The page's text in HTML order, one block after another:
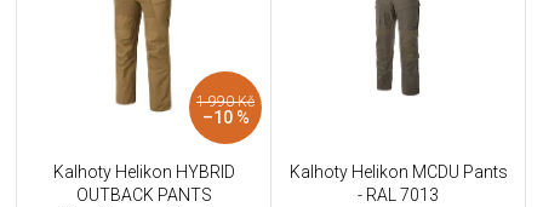
1 990 Kč
–10 %
Kalhoty Helikon HYBRID
OUTBACK PANTS
Kalhoty Helikon MCDU Pants
- RAL 7013